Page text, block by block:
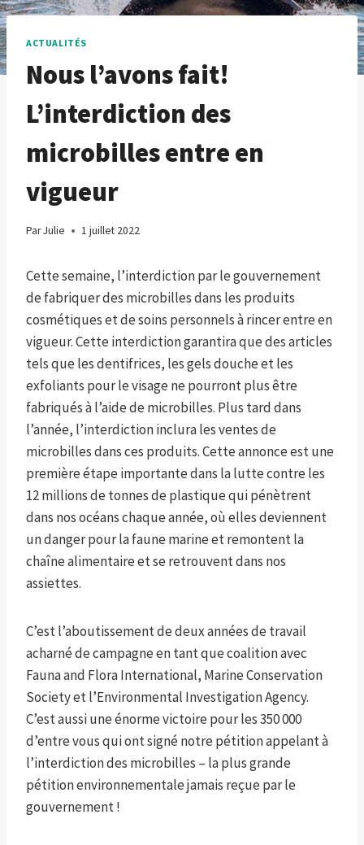
ACTUALITÉS
Nous l’avons fait!
L’interdiction des
microbilles entre en
vigueur
ParJulie 1 juillet 2022
Cette semaine, l’interdiction par le gouvernement
de fabriquer des microbilles dans les produits
cosmétiques et de soins personnels à rincer entre en
vigueur. Cette interdiction garantira que des articles
tels que les dentifrices, les gels douche et les
exfoliants pour le visage ne pourront plus être
fabriqués à l’aide de microbilles. Plus tard dans
l’année, l’interdiction inclura les ventes de
microbilles dans ces produits. Cette annonce est une
première étape importante dans la lutte contre les
12 millions de tonnes de plastique qui pénètrent
dans nos océans chaque année, où elles deviennent
un danger pour la faune marine et remontent la
chaîne alimentaire et se retrouvent dans nos
assiettes.
C’est l’aboutissement de deux années de travail
acharné de campagne en tant que coalition avec
Fauna and Flora International, Marine Conservation
Society et l’Environmental Investigation Agency.
C’est aussi une énorme victoire pour les 350 000
d’entre vous qui ont signé notre pétition appelant à
l’interdiction des microbilles – la plus grande
pétition environnementale jamais reçue par le
gouvernement !